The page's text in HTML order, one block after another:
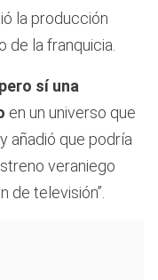
la producción
de la franquicia.
sí una
en un universo que
añadió que podría
veraniego
de televisión”.